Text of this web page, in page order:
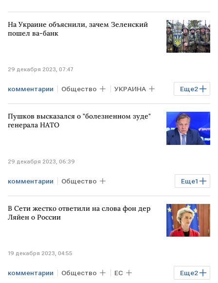
На Украине объяснили, зачем Зеленский
пошел ва-банк
29 декабря 2023, 07:47
Еще2
комментарии Общество УКРАИНА
Владимир Зеленский мобилизация
Пушков высказался о "болезненном зуде"
генерала НАТО
29 декабря 2023, 06:39
Еще1
комментарии Общество
НИДЕРЛАНДЫ Алексей Пушков
В Сети жестко ответили на слова фон дер
Ляйен о России
19 декабря 2023, 04:55
Еще2
комментарии Общество ЕС